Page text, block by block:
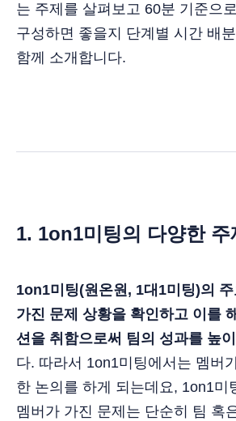
는 주제를 살펴보고 60분 기준으
구성하면 좋을지 단계별 시간 배
함께 소개합니다.
1. 1on1미팅의 다양한 주
1on1미팅(원온원, 1대1미팅)의
가진 문제 상황을 확인하고 이를
션을 취함으로써 팀의 성과를 높
다. 따라서 1on1미팅에서는 멤버
한 논의를 하게 되는데요, 1on1미
멤버가 가진 문제는 단순히 팀 혹